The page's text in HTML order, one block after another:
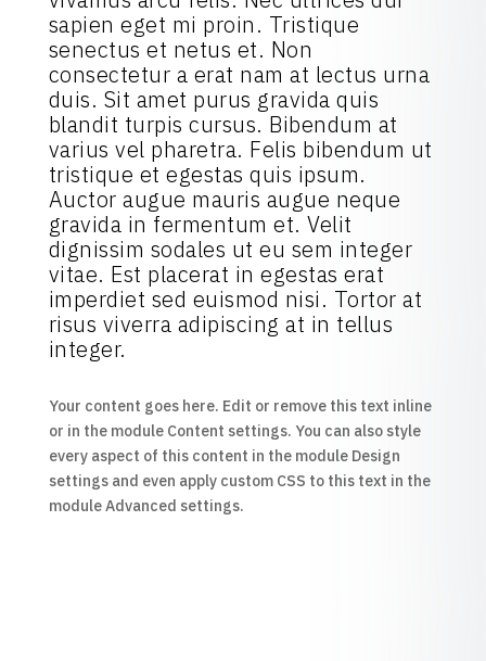
sapien eget mi proin. Tristique
senectus et netus et. Non
consectetur a erat nam at lectus urna
duis. Sit amet purus gravida quis
blandit turpis cursus. Bibendum at
varius vel pharetra. Felis bibendum ut
tristique et egestas quis ipsum.
Auctor augue mauris augue neque
gravida in fermentum et. Velit
dignissim sodales ut eu sem integer
vitae. Est placerat in egestas erat
imperdiet sed euismod nisi. Tortor at
risus viverra adipiscing at in tellus
integer.
Your content goes here. Edit or remove this text inline
or in the module Content settings. You can also style
every aspect of this content in the module Design
settings and even apply custom CSS to this text in the
module Advanced settings.